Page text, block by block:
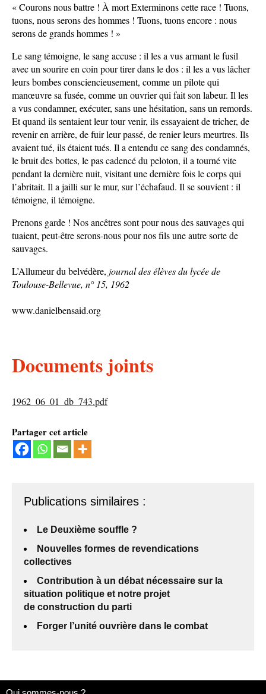
« Courons nous battre ! À mort Exterminons cette race ! Tuons,
tuons, nous serons des hommes ! Tuons, tuons encore : nous
serons de grands hommes ! »
Le sang témoigne, le sang accuse : il les a vus armant le fusil
avec un sourire en coin pour tirer dans le dos : il les a vus lâcher
leurs bombes consciencieusement, comme un pilote qui
manœuvre sa fusée, comme un ouvrier qui fait son labeur. Il les
a vus condamner, exécuter, sans une hésitation, sans un remords.
Et quand ils sentaient leur tour venir, ils essayaient de tricher, de
revenir en arrière, de fuir leur passé, de renier leurs meurtres. Ils
avaient tué, ils étaient tués. Il a entendu ce sang des condamnés,
le bruit des bottes, le pas cadencé du peloton, il a tourné vite
pendant la dernière nuit, visitant une dernière fois le corps qui
l’abritait. Il a jailli sur le mur, sur l’échafaud. Il se souvient : il
témoigne, il témoigne.
Prenons garde ! Nos ancêtres sont pour nous des sauvages qui
tuaient, peut-être serons-nous pour nos fils une autre sorte de
sauvages.
L’Allumeur du belvédère, journal des élèves du lycée de
Toulouse-Bellevue, n° 15, 1962
www.danielbensaid.org
Documents joints
1962_06_01_db_743.pdf
Partager cet article
Publications similaires :
Le Deuxième souffle ?
Nouvelles formes de revendications
collectives
Contribution à un débat nécessaire sur la
situation politique et notre projet
de construction du parti
Forger l’unité ouvrière dans le combat